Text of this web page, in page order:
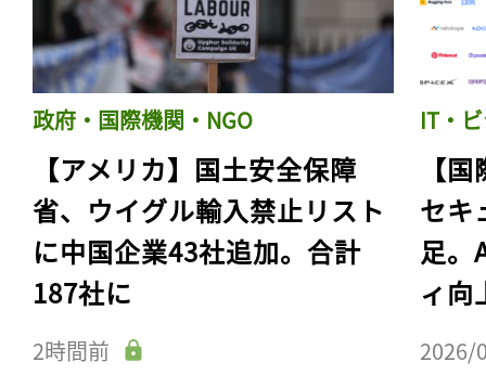
政府・国際機関・NGO
【アメリカ】国土安全保障
省、ウイグル輸入禁止リスト
に中国企業43社追加。合計
187社に
2時間前
IT・
【
セキ
足。
ィ向
2026/